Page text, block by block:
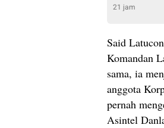
21 jam
Said
Komandan
sama, ia
anggota
pernah
Asintel